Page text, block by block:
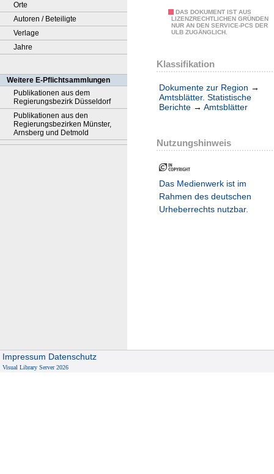
Orte
Autoren / Beteiligte
Verlage
Jahre
Weitere E-Pflichtsammlungen
Publikationen aus dem
Regierungsbezirk Düsseldorf
Publikationen aus den
Regierungsbezirken Münster,
Arnsberg und Detmold
DAS DOKUMENT IST AUS
LIZENZRECHTLICHEN GRÜNDEN
NUR AN DEN SERVICE-PCS DER
ULB ZUGÄNGLICH.
Klassifikation
Dokumente zur Region →
Amtsblätter. Statistische
Berichte → Amtsblätter
Nutzungshinweis
Das Medienwerk ist im
Rahmen des deutschen
Urheberrechts nutzbar.
Impressum Datenschutz
Visual Library Server 2026